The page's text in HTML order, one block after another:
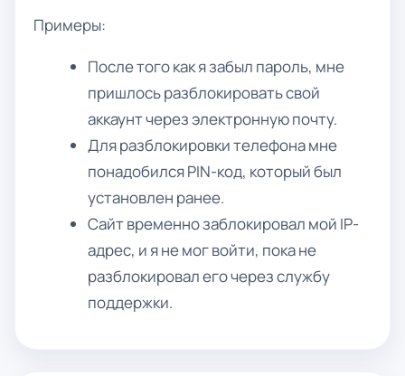
Примеры:
После того как я забыл пароль, мне
пришлось разблокировать свой
аккаунт через электронную почту.
Для разблокировки телефона мне
понадобился PIN-код, который был
установлен ранее.
Сайт временно заблокировал мой IP-
адрес, и я не мог войти, пока не
разблокировал его через службу
поддержки.